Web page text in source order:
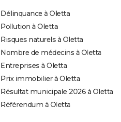
Délinquance à Oletta
Pollution à Oletta
Risques naturels à Oletta
Nombre de médecins à Oletta
Entreprises à Oletta
Prix immobilier à Oletta
Résultat municipale 2026 à Oletta
Référendum à Oletta